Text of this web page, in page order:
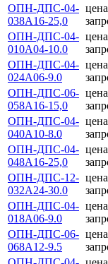
ОПН-ДПС-04-
038А16-25,0
ОПН-ДПС-04-
010А04-10.0
ОПН-ДПС-04-
024А06-9.0
ОПН-ДПС-06-
058А16-15,0
ОПН-ДПС-04-
040А10-8.0
ОПН-ДПС-04-
048А16-25,0
ОПН-ДПС-12-
032А24-30.0
ОПН-ДПС-04-
018А06-9.0
ОПН-ДПС-06-
068А12-9.5